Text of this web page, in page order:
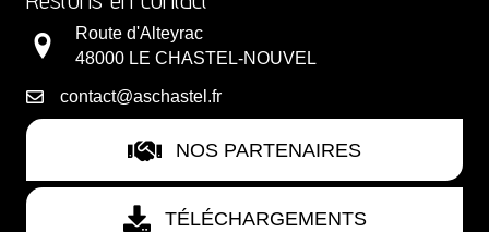
Route d'Alteyrac
48000 LE CHASTEL-NOUVEL
contact@aschastel.fr
NOS PARTENAIRES
TÉLÉCHARGEMENTS